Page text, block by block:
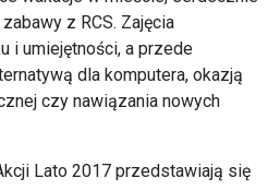
z RCS. Zajęcia
i umiejętności, a przede
dla komputera, okazją
czy nawiązania nowych
Lato 2017 przedstawiają się